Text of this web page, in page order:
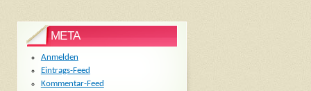
META
Anmelden
Eintrags-Feed
Kommentar-Feed